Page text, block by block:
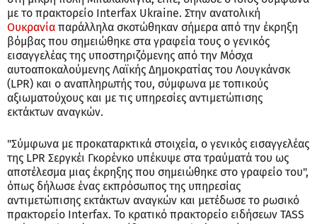
με το πρακτορείο Interfax Ukraine. Στην ανατολική
Ουκρανία παράλληλα σκοτώθηκαν σήμερα από την έκρηξη
βόμβας που σημειώθηκε στα γραφεία τους ο γενικός
εισαγγελέας της υποστηριζόμενης από την Μόσχα
αυτοαποκαλούμενης Λαϊκής Δημοκρατίας του Λουγκάνσκ
(LPR) και ο αναπληρωτής του, σύμφωνα με τοπικούς
αξιωματούχους και με τις υπηρεσίες αντιμετώπισης
εκτάκτων αναγκών.
"Σύμφωνα με προκαταρκτικά στοιχεία, ο γενικός εισαγγελέας
της LPR Σεργκέι Γκορένκο υπέκυψε στα τραύματά του ως
αποτέλεσμα μιας έκρηξης που σημειώθηκε στο γραφείο του",
όπως δήλωσε ένας εκπρόσωπος της υπηρεσίας
αντιμετώπισης εκτάκτων αναγκών και μετέδωσε το ρωσικό
πρακτορείο Interfax. Το κρατικό πρακτορείο ειδήσεων TASS